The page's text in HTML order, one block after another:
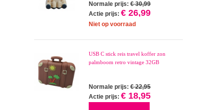
Normale prijs: € 30,99
Actie prijs: € 26,99
Niet op voorraad
USB C stick reis travel koffer zon
palmboom retro vintage 32GB
Normale prijs: € 22,95
Actie prijs: € 18,95